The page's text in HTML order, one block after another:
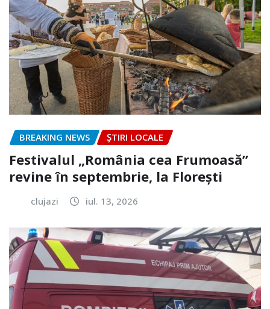
BREAKING NEWS ȘTIRI LOCALE
Festivalul „România cea Frumoasă”
revine în septembrie, la Florești
clujazi iul. 13, 2026